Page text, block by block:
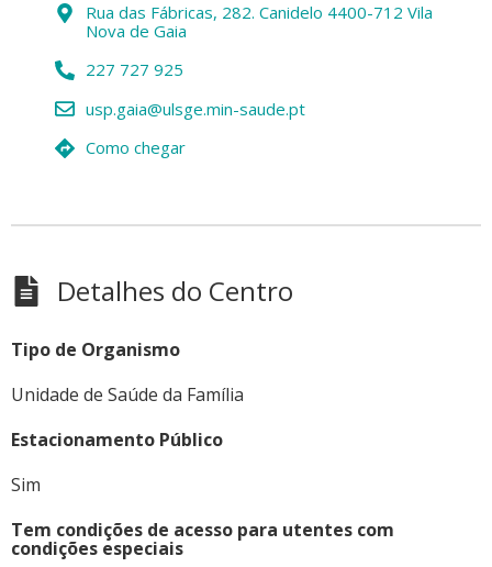
Rua das Fábricas, 282. Canidelo 4400-712 Vila
Nova de Gaia
227 727 925
usp.gaia@ulsge.min-saude.pt
Como chegar
Detalhes do Centro
Tipo de Organismo
Unidade de Saúde da Família
Estacionamento Público
Sim
Tem condições de acesso para utentes com
condições especiais